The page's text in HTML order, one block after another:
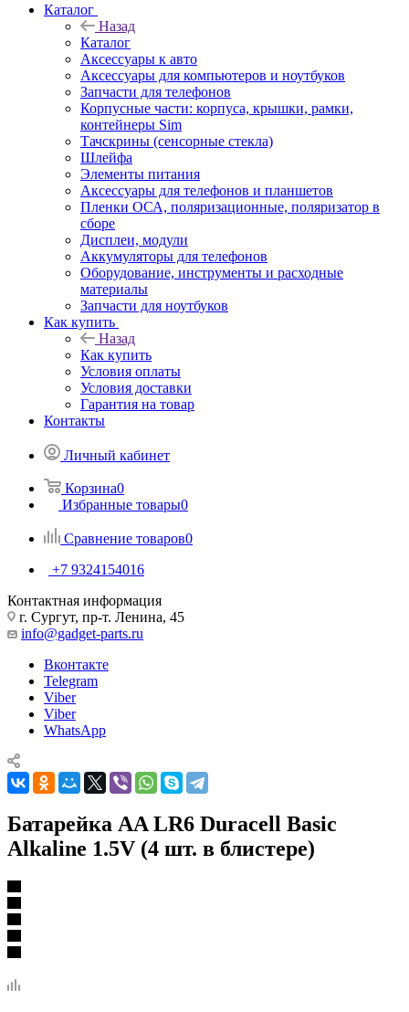
Каталог
Назад
Каталог
Аксессуары к авто
Аксессуары для компьютеров и ноутбуков
Запчасти для телефонов
Корпусные части: корпуса, крышки, рамки,
контейнеры Sim
Тачскрины (сенсорные стекла)
Шлейфа
Элементы питания
Аксессуары для телефонов и планшетов
Пленки ОСА, поляризационные, поляризатор в
сборе
Дисплеи, модули
Аккумуляторы для телефонов
Оборудование, инструменты и расходные
материалы
Запчасти для ноутбуков
Как купить
Назад
Как купить
Условия оплаты
Условия доставки
Гарантия на товар
Контакты
Личный кабинет
Корзина0
Избранные товары0
Сравнение товаров0
+7 9324154016
Контактная информация
г. Сургут, пр-т. Ленина, 45
info@gadget-parts.ru
Вконтакте
Telegram
Viber
Viber
WhatsApp
Батарейка AA LR6 Duracell Basic
Alkaline 1.5V (4 шт. в блистере)